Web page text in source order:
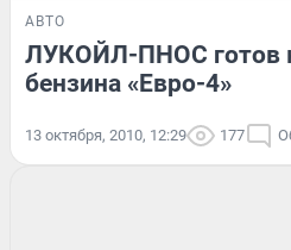
АВТО
ЛУКОЙЛ-ПНОС готов
бензина «Евро-4»
13 октября, 2010, 12:29 177